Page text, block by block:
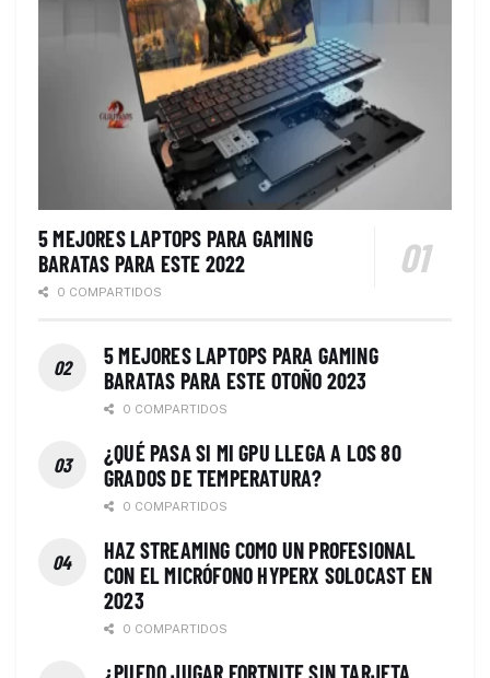
5 MEJORES LAPTOPS PARA GAMING
BARATAS PARA ESTE 2022
0 COMPARTIDOS
5 MEJORES LAPTOPS PARA GAMING
BARATAS PARA ESTE OTOÑO 2023
0 COMPARTIDOS
¿QUÉ PASA SI MI GPU LLEGA A LOS 80
GRADOS DE TEMPERATURA?
0 COMPARTIDOS
HAZ STREAMING COMO UN PROFESIONAL
CON EL MICRÓFONO HYPERX SOLOCAST EN
2023
0 COMPARTIDOS